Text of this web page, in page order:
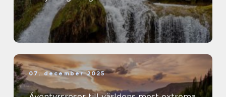
07. december 2025